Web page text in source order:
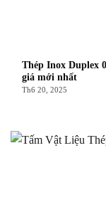
Thép Inox Duplex
giá mới nhất
Th6 20, 2025